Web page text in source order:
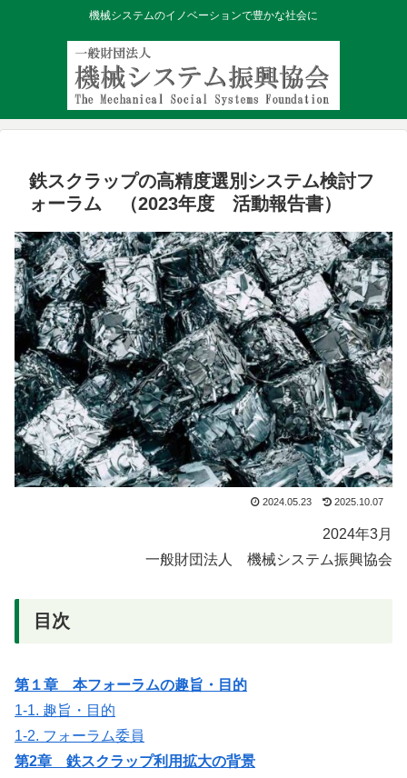
機械システムのイノベーションで豊かな社会に
鉄スクラップの高精度選別システム検討フ
ォーラム （2023年度 活動報告書）
2024.05.23 2025.10.07
2024年3月
一般財団法人 機械システム振興協会
目次
第１章 本フォーラムの趣旨・目的
1-1. 趣旨・目的
1-2. フォーラム委員
第2章 鉄スクラップ利用拡大の背景